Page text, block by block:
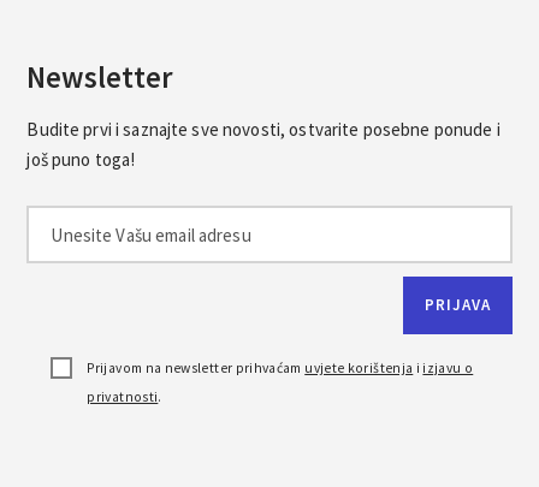
Newsletter
Budite prvi i saznajte sve novosti, ostvarite posebne ponude i
još puno toga!
Prijavom na newsletter prihvaćam uvjete korištenja i izjavu o
privatnosti.